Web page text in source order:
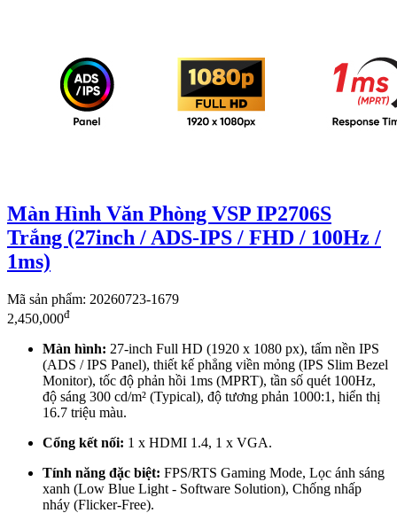
Màn Hình Văn Phòng VSP IP2706S
Trắng (27inch / ADS-IPS / FHD / 100Hz /
1ms)
Mã sản phẩm: 20260723-1679
2,450,000đ
Màn hình: 27-inch Full HD (1920 x 1080 px), tấm nền IPS
(ADS / IPS Panel), thiết kế phẳng viền mỏng (IPS Slim Bezel
Monitor), tốc độ phản hồi 1ms (MPRT), tần số quét 100Hz,
độ sáng 300 cd/m² (Typical), độ tương phản 1000:1, hiển thị
16.7 triệu màu.
Cổng kết nối: 1 x HDMI 1.4, 1 x VGA.
Tính năng đặc biệt: FPS/RTS Gaming Mode, Lọc ánh sáng
xanh (Low Blue Light - Software Solution), Chống nhấp
nháy (Flicker-Free).